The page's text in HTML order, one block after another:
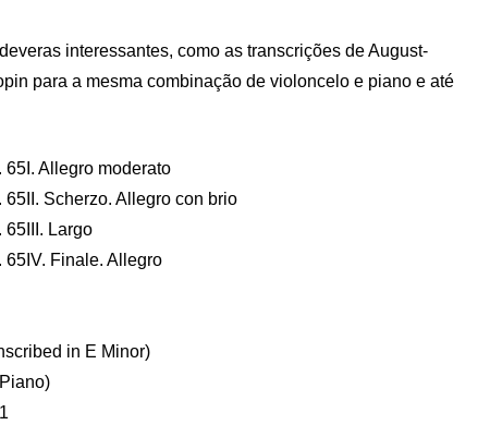
interessantes, como as transcrições de August-
para a mesma combinação de violoncelo e piano e até
Allegro moderato
Scherzo. Allegro con brio
65III. Largo
65IV. Finale. Allegro
in E Minor)